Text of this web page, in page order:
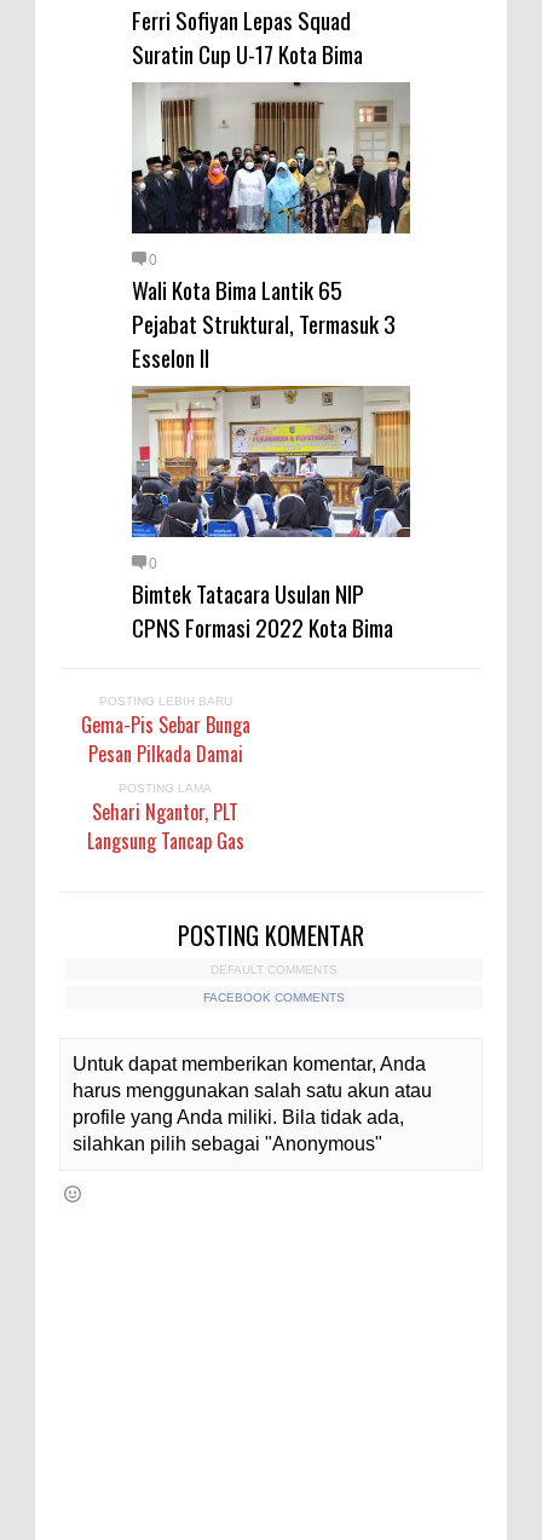
Ferri Sofiyan Lepas Squad
Suratin Cup U-17 Kota Bima
0
Wali Kota Bima Lantik 65
Pejabat Struktural, Termasuk 3
Esselon II
0
Bimtek Tatacara Usulan NIP
CPNS Formasi 2022 Kota Bima
POSTING LEBIH BARU
Gema-Pis Sebar Bunga
Pesan Pilkada Damai
POSTING LAMA
Sehari Ngantor, PLT
Langsung Tancap Gas
POSTING KOMENTAR
DEFAULT COMMENTS
FACEBOOK COMMENTS
Untuk dapat memberikan komentar, Anda
harus menggunakan salah satu akun atau
profile yang Anda miliki. Bila tidak ada,
silahkan pilih sebagai "Anonymous"